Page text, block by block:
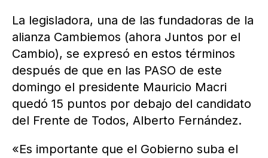
La legisladora, una de las fundadoras de la
alianza Cambiemos (ahora Juntos por el
Cambio), se expresó en estos términos
después de que en las PASO de este
domingo el presidente Mauricio Macri
quedó 15 puntos por debajo del candidato
del Frente de Todos, Alberto Fernández.
«Es importante que el Gobierno suba el